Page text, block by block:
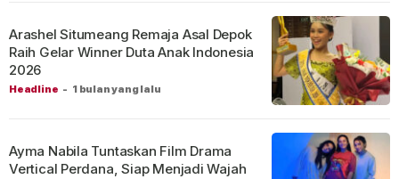
Headline - 1 bulan yang lalu
Arashel Situmeang Remaja Asal Depok
Raih Gelar Winner Duta Anak Indonesia
2026
Ayma Nabila Tuntaskan Film Drama
Vertical Perdana, Siap Menjadi Wajah